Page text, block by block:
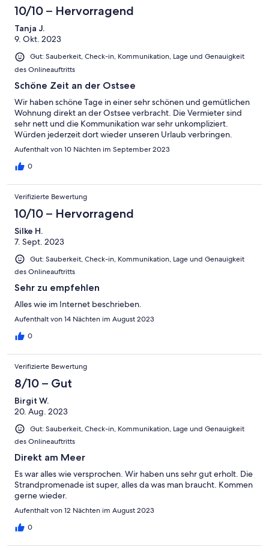
10/10 – Hervorragend
Tanja J.
9. Okt. 2023
Gut: Sauberkeit, Check-in, Kommunikation, Lage und Genauigkeit
des Onlineauftritts
Schöne Zeit an der Ostsee
Wir haben schöne Tage in einer sehr schönen und gemütlichen
Wohnung direkt an der Ostsee verbracht. Die Vermieter sind
sehr nett und die Kommunikation war sehr unkompliziert.
Würden jederzeit dort wieder unseren Urlaub verbringen.
Aufenthalt von 10 Nächten im September 2023
0
Verifizierte Bewertung
10/10 – Hervorragend
Silke H.
7. Sept. 2023
Gut: Sauberkeit, Check-in, Kommunikation, Lage und Genauigkeit
des Onlineauftritts
Sehr zu empfehlen
Alles wie im Internet beschrieben.
Aufenthalt von 14 Nächten im August 2023
0
Verifizierte Bewertung
8/10 – Gut
Birgit W.
20. Aug. 2023
Gut: Sauberkeit, Check-in, Kommunikation, Lage und Genauigkeit
des Onlineauftritts
Direkt am Meer
Es war alles wie versprochen. Wir haben uns sehr gut erholt. Die
Strandpromenade ist super, alles da was man braucht. Kommen
gerne wieder.
Aufenthalt von 12 Nächten im August 2023
0